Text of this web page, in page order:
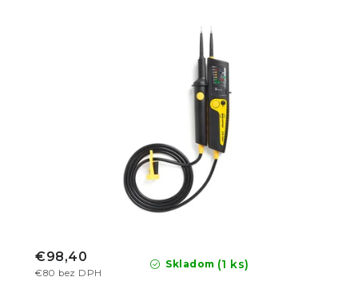
Skladom (1 ks)
€80 bez DPH
€98,40